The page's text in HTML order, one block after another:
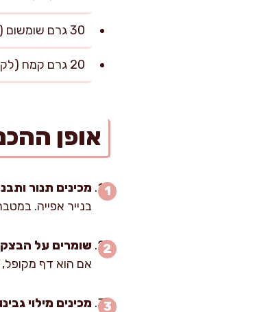
30 גרם שומשום (רצוי לבן, אפשר חצי-חצי עם שחור)
20 גרם קמח (לקימוח קל של משטח העבודה)
אופן
מכינים תנור
בנייר אפייה.
שומרים על
אם הוא דף מקופל,
מכינים מילוי